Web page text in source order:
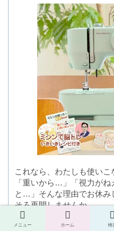
これなら、わたしも使いこ
「重いから…」「視力が
と…」そんな理由でお休み
そろ再開しませんか。
創業70年以上の老舗ミシ
しにやさしいミシン」な
メニュー ホーム 検